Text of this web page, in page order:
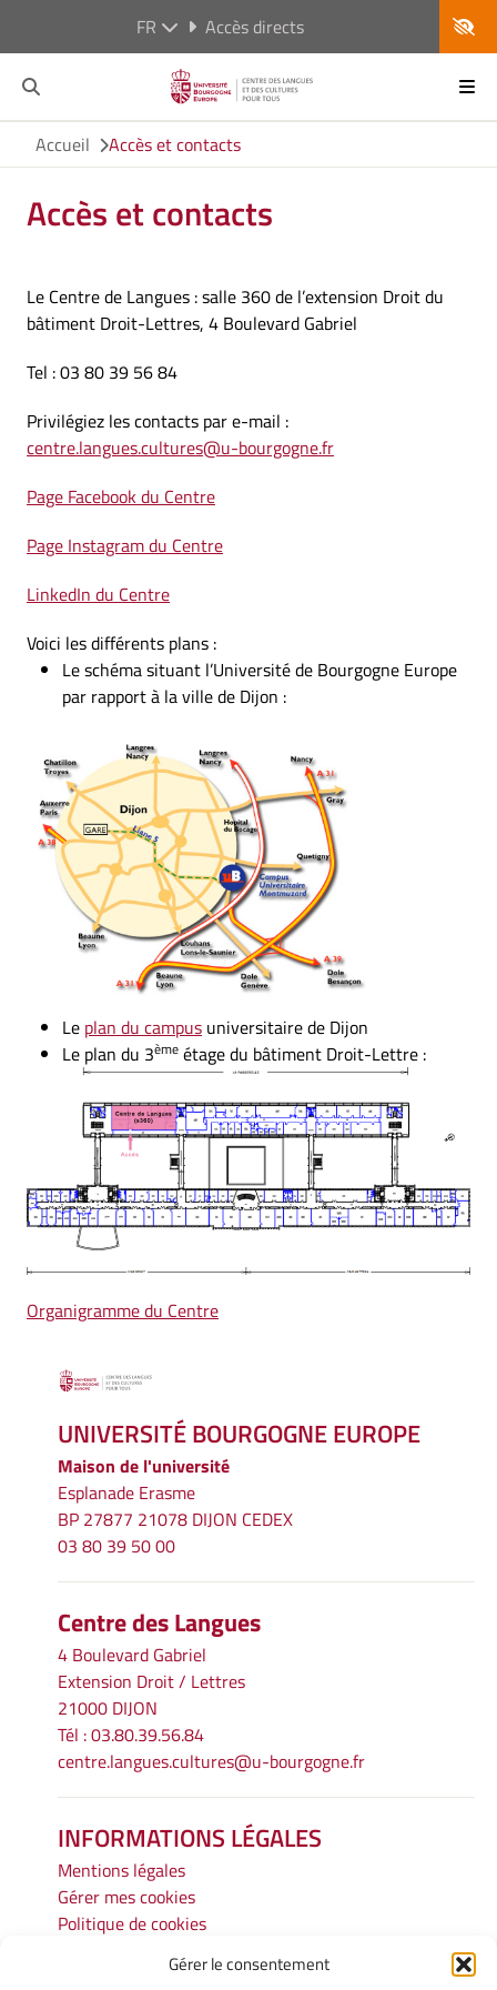
Gérer le consentement
FR Accès directs
Accueil Accès et contacts
Accès et contacts
Le Centre de Langues : salle 360 de l’extension Droit du
bâtiment Droit-Lettres, 4 Boulevard Gabriel
Tel : 03 80 39 56 84
Privilégiez les contacts par e-mail :
centre.langues.cultures@u-bourgogne.fr
Page Facebook du Centre
Page Instagram du Centre
LinkedIn du Centre
Voici les différents plans :
Le schéma situant l’Université de Bourgogne Europe
par rapport à la ville de Dijon :
Le plan du campus universitaire de Dijon
Le plan du 3ème étage du bâtiment Droit-Lettre :
Organigramme du Centre
UNIVERSITÉ BOURGOGNE EUROPE
Maison de l'université
Esplanade Erasme
BP 27877 21078 DIJON CEDEX
03 80 39 50 00
Centre des Langues
4 Boulevard Gabriel
Extension Droit / Lettres
21000 DIJON
Tél : 03.80.39.56.84
centre.langues.cultures@u-bourgogne.fr
INFORMATIONS LÉGALES
Mentions légales
Gérer mes cookies
Politique de cookies